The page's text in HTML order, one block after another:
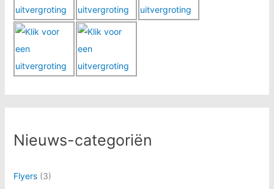
Nieuws-categoriën
Flyers(3)